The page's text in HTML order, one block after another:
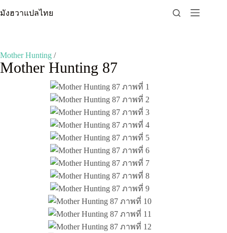
to
มังฮวาแปลไทย
Mother Hunting /
Mother Hunting 87